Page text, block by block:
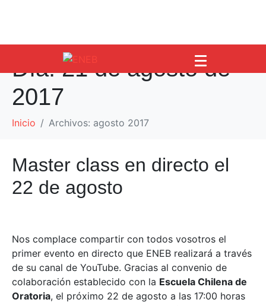
Día:21 de agosto de
2017
Inicio Archivos: agosto 2017
Master class en directo el
22 de agosto
Nos complace compartir con todos vosotros el
primer evento en directo que ENEB realizará a través
de su canal de YouTube. Gracias al convenio de
colaboración establecido con la Escuela Chilena de
Oratoria, el próximo 22 de agosto a las 17:00 horas